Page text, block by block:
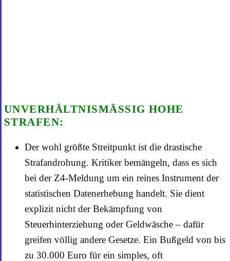
UNVERHÄLTNISMÄSSIG HOHE S
TRAFEN:
Der wohl größte Streitpunkt ist die drastische
Strafandrohung. Kritiker bemängeln, dass es sich
bei der Z4-Meldung um ein reines Instrument der
statistischen Datenerhebung handelt. Sie dient
explizit nicht der Bekämpfung von
Steuerhinterziehung oder Geldwäsche – dafür
greifen völlig andere Gesetze. Ein Bußgeld von bis
zu 30.000 Euro für ein simples, oft